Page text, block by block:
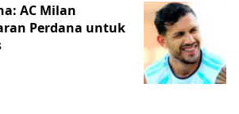
AC Milan
Perdana untuk